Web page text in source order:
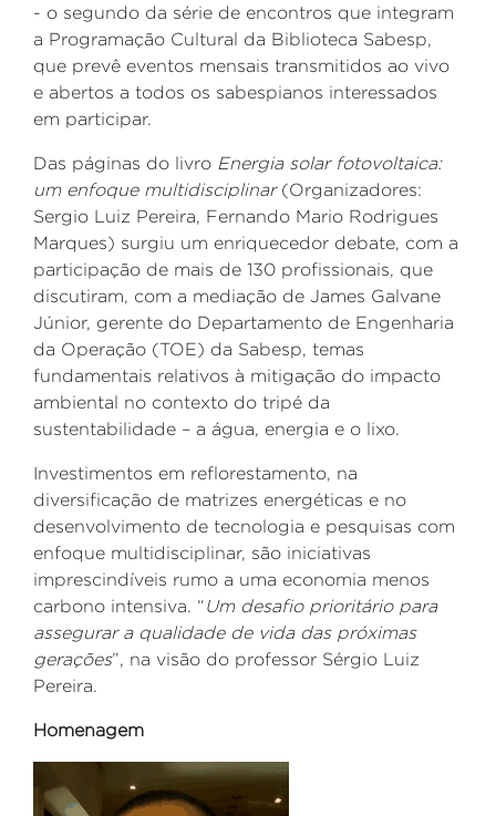
- o segundo da série de encontros que integram
a Programação Cultural da Biblioteca Sabesp,
que prevê eventos mensais transmitidos ao vivo
e abertos a todos os sabespianos interessados
em participar.
Das páginas do livro Energia solar fotovoltaica:
um enfoque multidisciplinar(Organizadores:
Sergio Luiz Pereira, Fernando Mario Rodrigues
Marques) surgiu um enriquecedor debate, com a
participação de mais de 130 profissionais, que
discutiram, com a mediação de James Galvane
Júnior, gerente do Departamento de Engenharia
da Operação (TOE) da Sabesp, temas
fundamentais relativos à mitigação do impacto
ambiental no contexto do tripé da
sustentabilidade – a água, energia e o lixo.
Investimentos em reflorestamento, na
diversificação de matrizes energéticas e no
desenvolvimento de tecnologia e pesquisas com
enfoque multidisciplinar, são iniciativas
imprescindíveis rumo a uma economia menos
carbono intensiva. “Um desafio prioritário para
assegurar a qualidade de vida das próximas
gerações”, na visão do professor Sérgio Luiz
Pereira.
Homenagem